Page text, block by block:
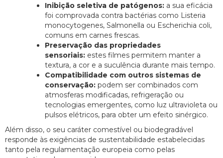
Inibição seletiva de patógenos: a sua eficácia
foi comprovada contra bactérias como Listeria
monocytogenes, Salmonella ou Escherichia coli,
comuns em carnes frescas.
Preservação das propriedades
sensoriais: estes filmes permitem manter a
textura, a cor e a suculência durante mais tempo.
Compatibilidade com outros sistemas de
conservação: podem ser combinados com
atmosferas modificadas, refrigeração ou
tecnologias emergentes, como luz ultravioleta ou
pulsos elétricos, para obter um efeito sinérgico.
Além disso, o seu caráter comestível ou biodegradável
responde às exigências de sustentabilidade estabelecidas
tanto pela regulamentação europeia como pelas